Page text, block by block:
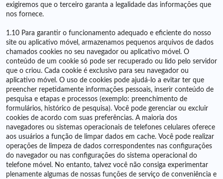
exigiremos que o terceiro garanta a legalidade das informações que
nos fornece.
1.10 Para garantir o funcionamento adequado e eficiente do nosso
site ou aplicativo móvel, armazenamos pequenos arquivos de dados
chamados cookies no seu navegador ou aplicativo móvel. O
conteúdo de um cookie só pode ser recuperado ou lido pelo servidor
que o criou. Cada cookie é exclusivo para seu navegador ou
aplicativo móvel. O uso de cookies pode ajudá-lo a evitar ter que
preencher repetidamente informações pessoais, inserir conteúdo de
pesquisa e etapas e processos (exemplo: preenchimento de
formulários, histórico de pesquisa). Você pode gerenciar ou excluir
cookies de acordo com suas preferências. A maioria dos
navegadores ou sistemas operacionais de telefones celulares oferece
aos usuários a função de limpar dados em cache. Você pode realizar
operações de limpeza de dados correspondentes nas configurações
do navegador ou nas configurações do sistema operacional do
telefone móvel. No entanto, talvez você não consiga experimentar
plenamente algumas de nossas funções de serviço de conveniência e